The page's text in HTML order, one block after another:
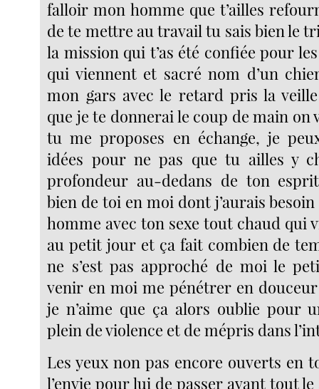
falloir mon homme que t’ailles
de te mettre au travail tu sais bien le
la mission qui t’as été confiée pour
qui viennent et sacré nom d’un
mon gars avec le retard pris la
que je te donnerai le coup de main on
tu me proposes en échange, je
idées pour ne pas que tu ailles y
profondeur au-dedans de ton esprit
bien de toi en moi dont j’aurais
homme avec ton sexe tout chaud qui
au petit jour et ça fait combien de
ne s’est pas approché de moi le
venir en moi me pénétrer en
je n’aime que ça alors oublie pour
plein de violence et de mépris dans
Les yeux non pas encore ouverts en
l’envie pour lui de passer avant tout